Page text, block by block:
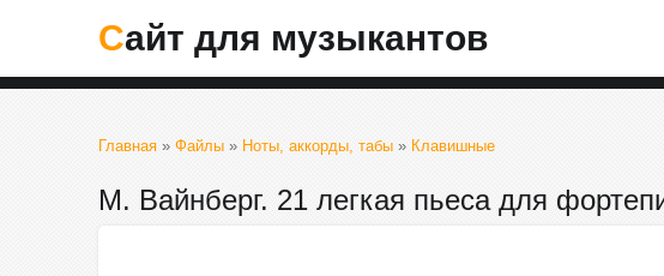
Сайт для музыкантов
Главная » Файлы » Ноты, аккорды, табы » Клавишные
М. Вайнберг. 21 легкая пьеса для